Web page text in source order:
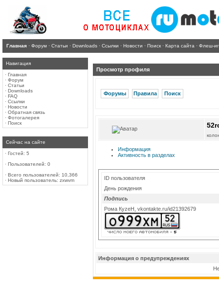
Главная · Форум · Статьи · Downloads · Ссылки · Новости · Поиск · Карта сайта · Флеш-
Навигация
· Главная
· Форум
· Статьи
· Downloads
· FAQ
· Ссылки
· Новости
· Обратная связь
· Фотогалерея
· Поиск
Сейчас на сайте
· Гостей: 5
· Пользователей: 0
· Всего пользователей: 10,366
· Новый пользователь: zxwvm
Просмотр профиля
Форумы Правила Поиск
Информация
Активность в разделах
ID пользователя
День рождения
Подпись
Рома КуzеН, vkontakte.ru/id21392679
Информация о предупреждениях